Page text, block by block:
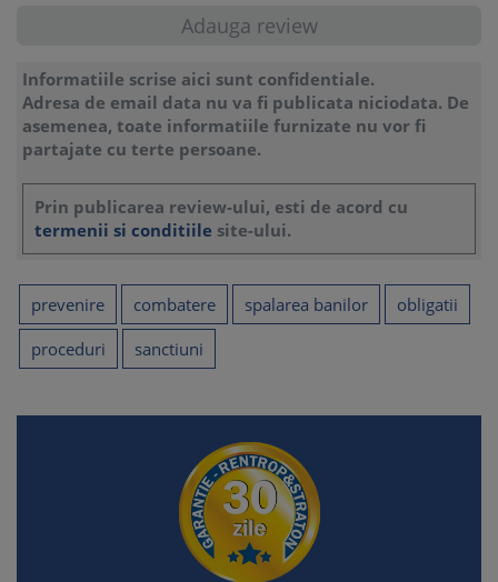
Informatiile scrise aici sunt confidentiale.
Adresa de email data nu va fi publicata niciodata. De
asemenea, toate informatiile furnizate nu vor fi
partajate cu terte persoane.
Prin publicarea review-ului, esti de acord cu
termenii si conditiile site-ului.
prevenire combatere spalarea banilor
obligatii
proceduri
sanctiuni